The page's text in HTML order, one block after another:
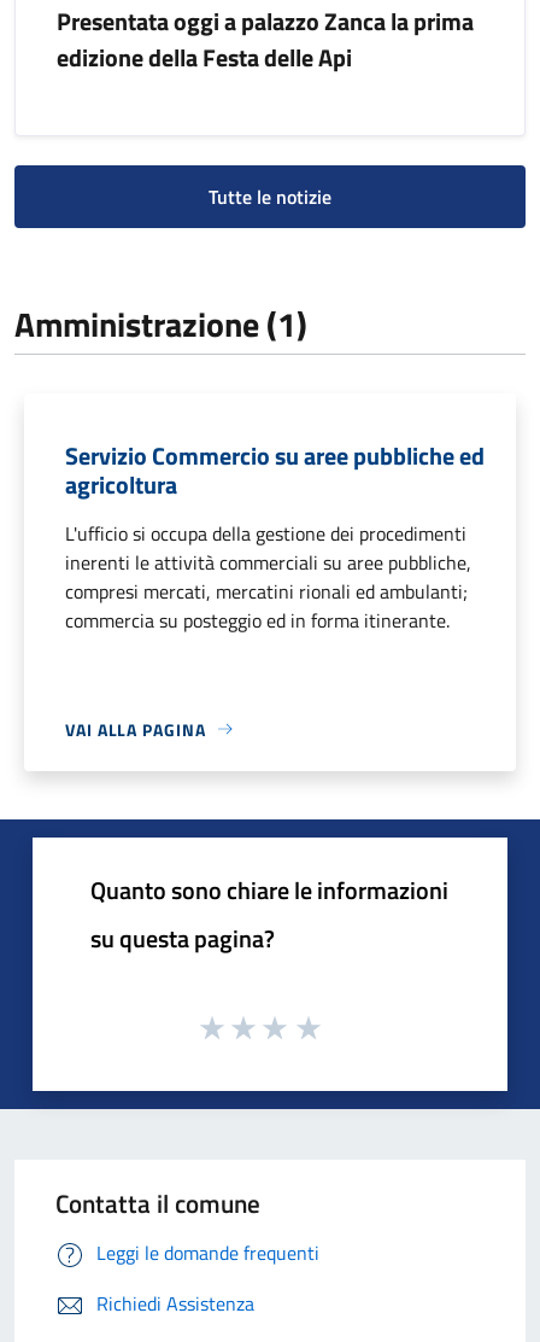
Presentata oggi a palazzo Zanca la prima
edizione della Festa delle Api
Tutte le notizie
Amministrazione (1)
Servizio Commercio su aree pubbliche ed
agricoltura
L'ufficio si occupa della gestione dei procedimenti
inerenti le attività commerciali su aree pubbliche,
compresi mercati, mercatini rionali ed ambulanti;
commercia su posteggio ed in forma itinerante.
VAI ALLA PAGINA
Quanto sono chiare le informazioni
su questa pagina?
Contatta il comune
Leggi le domande frequenti
Richiedi Assistenza